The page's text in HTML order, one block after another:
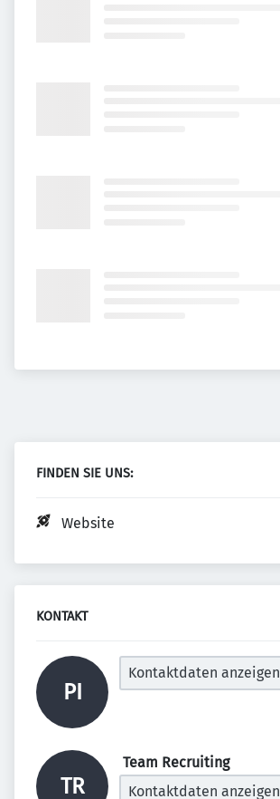
FINDEN SIE UNS:
Website
KONTAKT
PI
Kontaktdaten anzeigen
TR
Team Recruiting
Kontaktdaten anzeigen